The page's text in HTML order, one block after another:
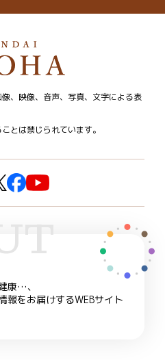
、映像、音声、写真、文字による表
とは禁じられています。
康…、
報をお届けするWEBサイト